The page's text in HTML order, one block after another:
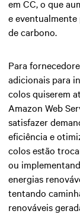
em CC, o que
e
de carbono.
Para
adicionais para
colos quiserem
Amazon Web
satisfazer
eficiência e
colos estão
ou
energias
tentando
renováveis